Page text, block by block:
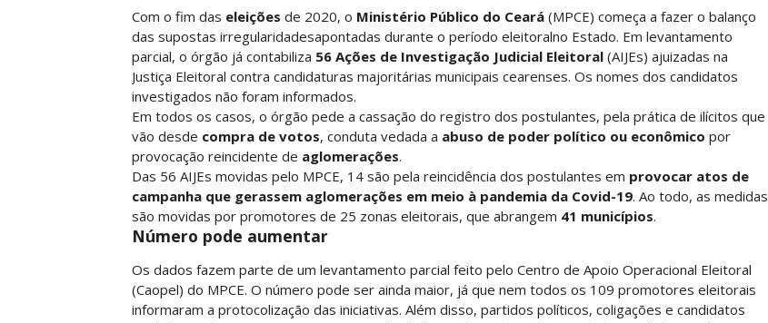
Com o fim das eleições de 2020, o Ministério Público do Ceará (MPCE) começa a fazer o balanço
das supostas irregularidadesapontadas durante o período eleitoralno Estado. Em levantamento
parcial, o órgão já contabiliza 56 Ações de Investigação Judicial Eleitoral (AIJEs) ajuizadas na
Justiça Eleitoral contra candidaturas majoritárias municipais cearenses. Os nomes dos candidatos
investigados não foram informados.
Em todos os casos, o órgão pede a cassação do registro dos postulantes, pela prática de ilícitos que
vão desde compra de votos, conduta vedada a abuso de poder político ou econômico por
provocação reincidente de aglomerações.
Das 56 AIJEs movidas pelo MPCE, 14 são pela reincidência dos postulantes em provocar atos de
campanha que gerassem aglomerações em meio à pandemia da Covid-19. Ao todo, as medidas
são movidas por promotores de 25 zonas eleitorais, que abrangem 41 municípios.
Número pode aumentar
Os dados fazem parte de um levantamento parcial feito pelo Centro de Apoio Operacional Eleitoral
(Caopel) do MPCE. O número pode ser ainda maior, já que nem todos os 109 promotores eleitorais
informaram a protocolização das iniciativas. Além disso, partidos políticos, coligações e candidatos